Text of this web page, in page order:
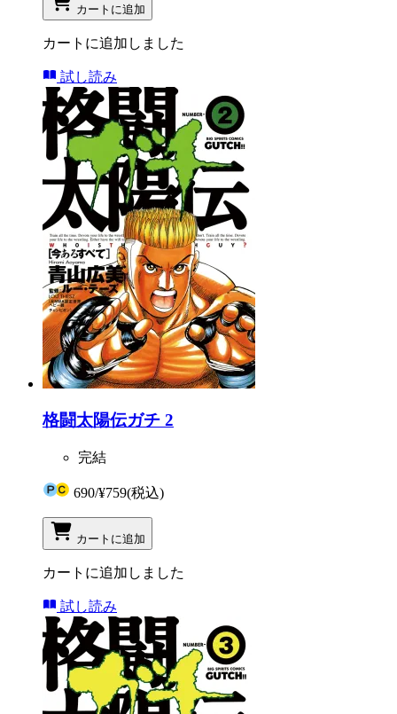
カートに追加
カートに追加しました
試し読み
格闘太陽伝ガチ 2
完結
690/¥759(税込)
カートに追加
カートに追加しました
試し読み